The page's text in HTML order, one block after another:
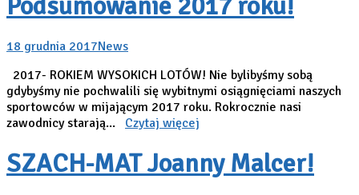
18 grudnia 2017News
2017- ROKIEM WYSOKICH LOTÓW! Nie bylibyśmy sobą
gdybyśmy nie pochwalili się wybitnymi osiągnięciami naszych
sportowców w mijającym 2017 roku. Rokrocznie nasi
zawodnicy starają... Czytaj więcej
SZACH-MAT Joanny Malcer!